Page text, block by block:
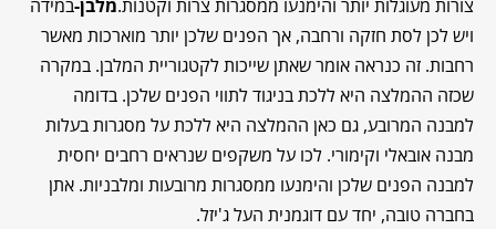
צורות מעוגלות יותר והימנעו ממסגרות צרות וקטנות.מלבן-במידה
ויש לכן לסת חזקה ורחבה, אך הפנים שלכן יותר מוארכות מאשר
רחבות. זה כנראה אומר שאתן שייכות לקטגוריית המלבן. במקרה
שכזה ההמלצה היא ללכת בניגוד לתווי הפנים שלכן. בדומה
למבנה המרובע, גם כאן ההמלצה היא ללכת על מסגרות בעלות
מבנה אובאלי וקימורי. לכו על משקפים שנראים רחבים יחסית
למבנה הפנים שלכן והימנעו ממסגרות מרובעות ומלבניות. אתן
בחברה טובה, יחד עם דוגמנית העל ג'יזל.